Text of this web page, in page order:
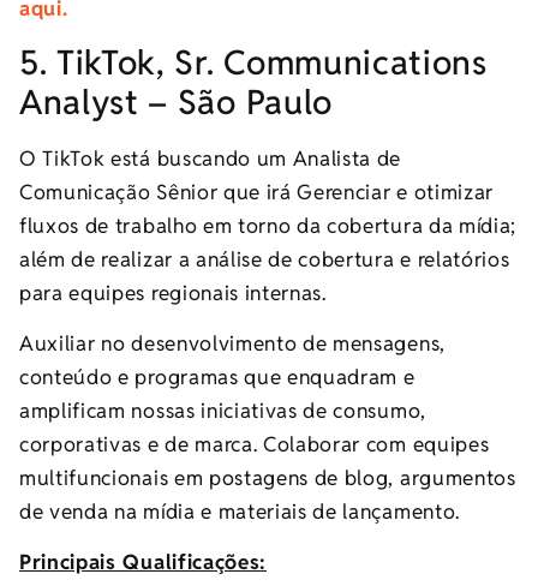
aqui.
5. TikTok, Sr. Communications
Analyst – São Paulo
O TikTok está buscando um Analista de
Comunicação Sênior que irá Gerenciar e otimizar
fluxos de trabalho em torno da cobertura da mídia;
além de realizar a análise de cobertura e relatórios
para equipes regionais internas.
Auxiliar no desenvolvimento de mensagens,
conteúdo e programas que enquadram e
amplificam nossas iniciativas de consumo,
corporativas e de marca. Colaborar com equipes
multifuncionais em postagens de blog, argumentos
de venda na mídia e materiais de lançamento.
Principais Qualificações: